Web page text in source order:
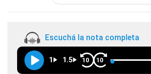
Escuchá la nota completa
1 1.5 10 10